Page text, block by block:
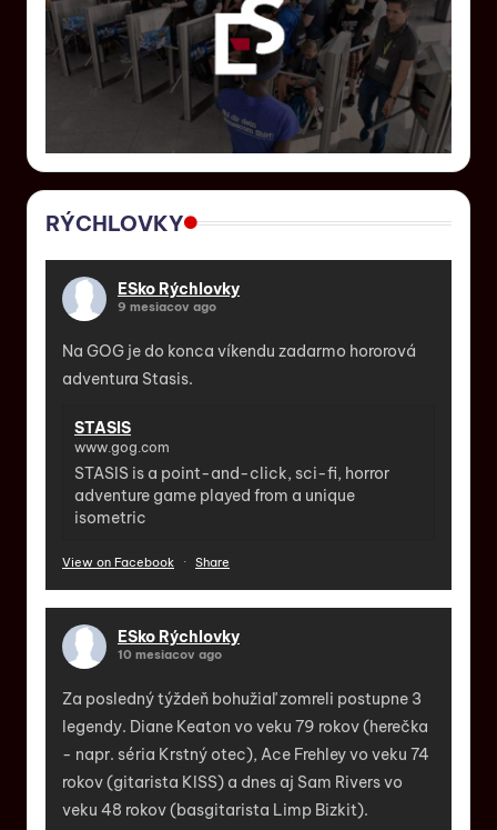
RÝCHLOVKY
ESko Rýchlovky
9 mesiacov ago
Na GOG je do konca víkendu zadarmo hororová
adventura Stasis.
STASIS
www.gog.com
STASIS is a point-and-click, sci-fi, horror
adventure game played from a unique
isometric
View on Facebook · Share
ESko Rýchlovky
10 mesiacov ago
Za posledný týždeň bohužiaľ zomreli postupne 3
legendy. Diane Keaton vo veku 79 rokov (herečka
- napr. séria Krstný otec), Ace Frehley vo veku 74
rokov (gitarista KISS) a dnes aj Sam Rivers vo
veku 48 rokov (basgitarista Limp Bizkit).